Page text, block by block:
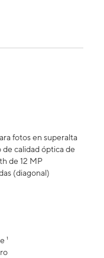
fotos en superalta
calidad óptica de
de 12 MP
(diagonal)
¹